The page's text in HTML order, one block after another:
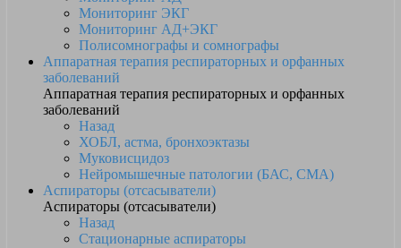
Мониторинг ЭКГ
Мониторинг АД+ЭКГ
Полисомнографы и сомнографы
Аппаратная терапия респираторных и орфанных
заболеваний
Аппаратная терапия респираторных и орфанных
заболеваний
Назад
ХОБЛ, астма, бронхоэктазы
Муковисцидоз
Нейромышечные патологии (БАС, СМА)
Аспираторы (отсасыватели)
Аспираторы (отсасыватели)
Назад
Стационарные аспираторы